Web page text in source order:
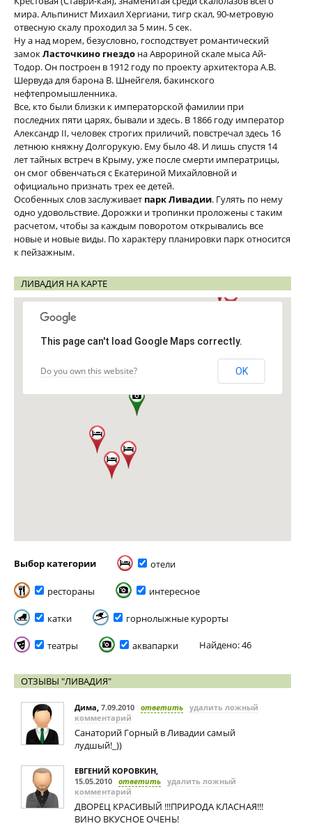
мира. Альпинист Михаил Хергиани, тигр скал, 90-метровую
отвесную скалу проходил за 5 мин. 5 сек.
Ну а над морем, безусловно, господствует романтический
замокЛасточкино гнездо на Аврориной скале мыса Ай-
Тодор. Он построен в 1912 году по проекту архитектора А.В.
Шервуда для барона В. Шнейгеля, бакинского
нефтепромышленника.
Все, кто были близки к императорской фамилии при
последних пяти царях, бывали и здесь. В 1866 году император
Александр II, человек строгих приличий, повстречал здесь 16
летнюю княжну Долгорукую. Ему было 48. И лишь спустя 14
лет тайных встреч в Крыму, уже после смерти императрицы,
он смог обвенчаться с Екатериной Михайловной и
официально признать трех ее детей.
Особенных слов заслуживает парк Ливадии. Гулять по нему
одно удовольствие. Дорожки и тропинки проложены с таким
расчетом, чтобы за каждым поворотом открывались все
новые и новые виды. По характеру планировки парк относится
к пейзажным.
ЛИВАДИЯ НА КАРТЕ
This page can't load Google Maps correctly.
Do you own this website? OK
Выбор категории отели
рестораны интересное
катки горнолыжные курорты
театры аквапарки Найдено: 46
ОТЗЫВЫ "ЛИВАДИЯ"
Дима, 7.09.2010 ответить удалить ложный
комментарий
Санаторий Горный в Ливадии самый
лудшый!_))
ЕВГЕНИЙ КОРОВКИН,
15.05.2010 ответить удалить ложный
комментарий
ДВОРЕЦ КРАСИВЫЙ !!!ПРИРОДА КЛАСНАЯ!!!
ВИНО ВКУСНОЕ ОЧЕНЬ!